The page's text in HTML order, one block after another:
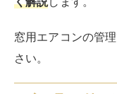
窓用エアコンの管
さい。